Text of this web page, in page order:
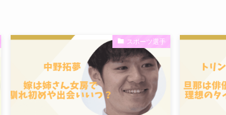
スポーツ選手